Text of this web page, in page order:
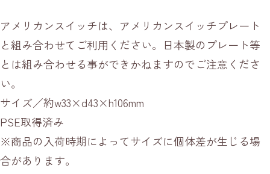
アメリカンスイッチは、アメリカンスイッチプレート
と組み合わせてご利用ください。日本製のプレート等
とは組み合わせる事ができかねますのでご注意くださ
い。
サイズ／約w33×d43×h106mm
PSE取得済み
※商品の入荷時期によってサイズに個体差が生じる場
合があります。